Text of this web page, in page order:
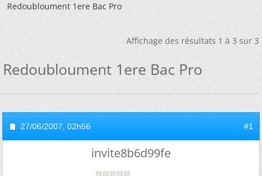
Redoubloument 1ere Bac Pro
Affichage des résultats 1 à 3 sur 3
Redoubloument 1ere Bac Pro
27/06/2007, 02h56 #1
invite8b6d99fe